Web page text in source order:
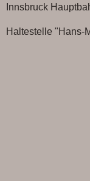
Innsbruck
Haltestelle "Hans-